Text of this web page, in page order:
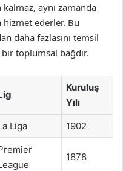
kalmaz, aynı zamanda
hizmet ederler. Bu
daha fazlasını temsil
toplumsal bağdır.
Kuruluş
Yılı
Liga 1902
1878